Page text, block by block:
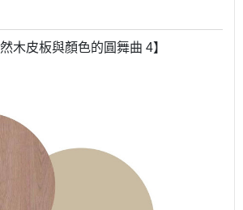
木皮板與顏色的圓舞曲 4】